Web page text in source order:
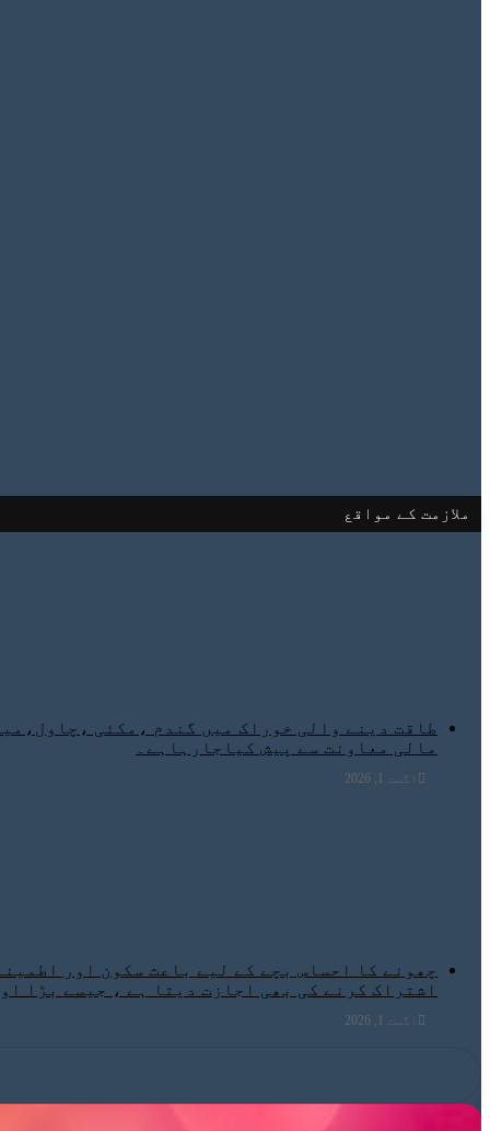
ملازمت کے مواقع
مالی معاونت سے پیش کیاجارہاہے۔
اگست 1, 2026
چھونے کا احساس بچے کے لیے باعث سکون اور
اشتراک کرنے کی بھی اجازت دیتا ہے ، جیسے بڑا
اگست 1, 2026